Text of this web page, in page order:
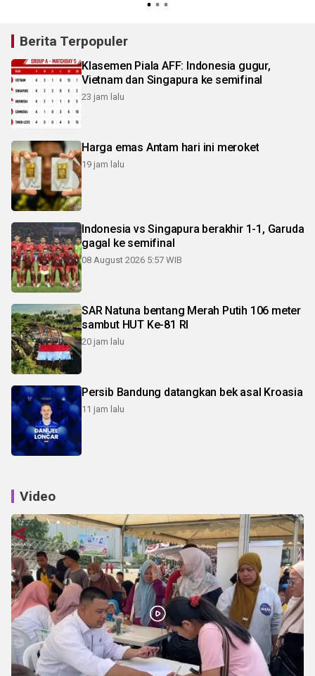
Berita Terpopuler
Klasemen Piala AFF: Indonesia gugur,
Vietnam dan Singapura ke semifinal
23 jam lalu
Harga emas Antam hari ini meroket
19 jam lalu
Indonesia vs Singapura berakhir 1-1, Garuda
gagal ke semifinal
08 August 2026 5:57 WIB
SAR Natuna bentang Merah Putih 106 meter
sambut HUT Ke-81 RI
20 jam lalu
Persib Bandung datangkan bek asal Kroasia
11 jam lalu
Video